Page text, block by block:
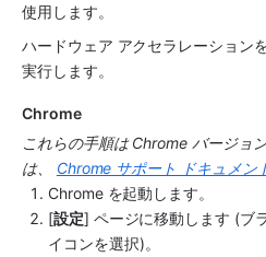
使用します。
ハードウェア アクセラレーション
実行します。
Chrome
これらの手順は Chrome バージョ
は、 Chrome サポート ドキュメン
Chrome を起動します。
[設定] ページに移動します (ブ
イコンを選択)。